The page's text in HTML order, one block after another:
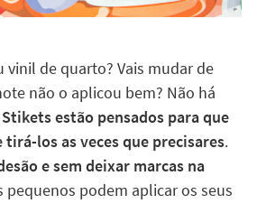
vinil de quarto? Vais mudar de
não o aplicou bem? Não há
estão pensados para que
tirá-los as veces que precisares.
e sem deixar marcas na
pequenos podem aplicar os seus